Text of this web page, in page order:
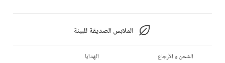
الملابس الصديقة للبيئة
الشحن و الأرجاع
الهدايا